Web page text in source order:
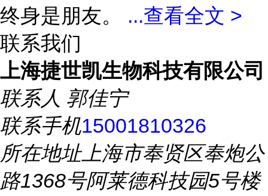
终身是朋友。 ...查看全文 >
联系我们
上海捷世凯生物科技有限公司
联系人 郭佳宁
联系手机15001810326
所在地址上海市奉贤区奉炮公
路1368号阿莱德科技园5号楼